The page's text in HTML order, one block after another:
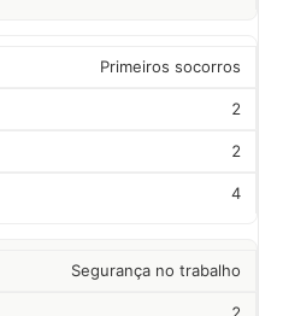
Primeiros socorros
2
2
4
Segurança no trabalho